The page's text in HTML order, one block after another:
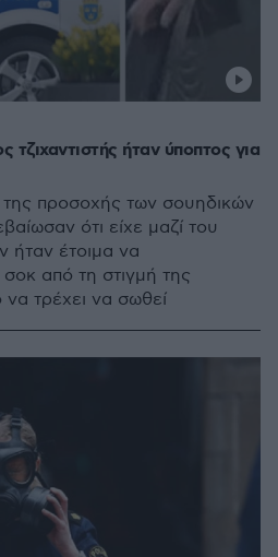
ήταν ύποπτος για
της προσοχής των σουηδικών
ότι είχε μαζί του
ήταν έτοιμα να
από τη στιγμή της
τρέχει να σωθεί